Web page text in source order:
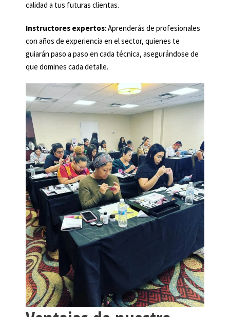
calidad a tus futuras clientas.
Instructores expertos: Aprenderás de profesionales
con años de experiencia en el sector, quienes te
guiarán paso a paso en cada técnica, asegurándose de
que domines cada detalle.